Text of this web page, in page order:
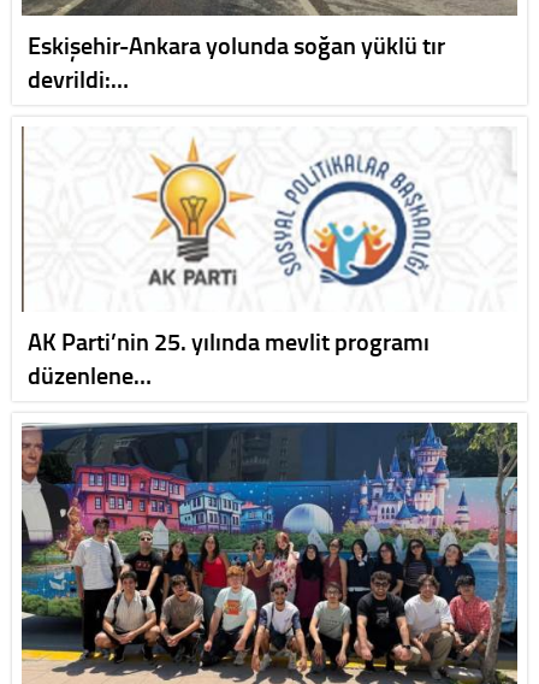
Eskişehir-Ankara yolunda soğan yüklü tır
devrildi:…
AK Parti’nin 25. yılında mevlit programı
düzenlene…